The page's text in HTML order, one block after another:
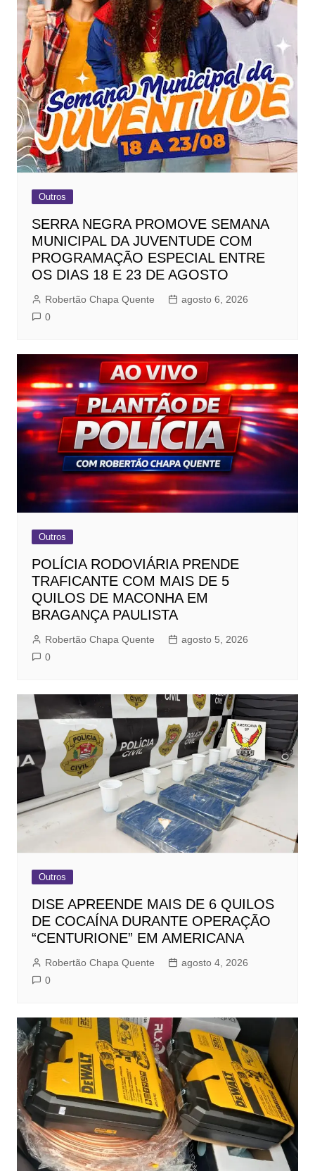
Outros
SERRA NEGRA PROMOVE SEMANA
MUNICIPAL DA JUVENTUDE COM
PROGRAMAÇÃO ESPECIAL ENTRE
OS DIAS 18 E 23 DE AGOSTO
Robertão Chapa Quente
agosto 6, 2026
0
Outros
POLÍCIA RODOVIÁRIA PRENDE
TRAFICANTE COM MAIS DE 5
QUILOS DE MACONHA EM
BRAGANÇA PAULISTA
Robertão Chapa Quente
agosto 5, 2026
0
Outros
DISE APREENDE MAIS DE 6 QUILOS
DE COCAÍNA DURANTE OPERAÇÃO
“CENTURIONE” EM AMERICANA
Robertão Chapa Quente
agosto 4, 2026
0